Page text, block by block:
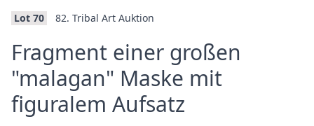
Lot 70 82. Tribal Art Auktion
Fragment einer großen
"malagan" Maske mit
figuralem Aufsatz